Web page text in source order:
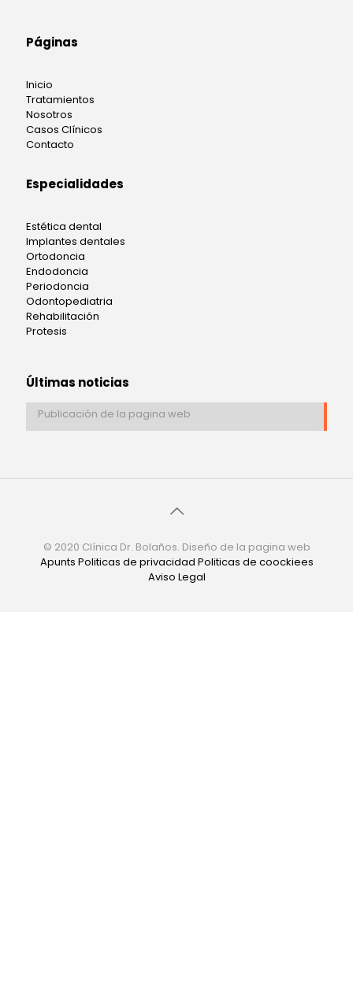
Páginas
Inicio
Tratamientos
Nosotros
Casos Clínicos
Contacto
Especialidades
Estética dental
Implantes dentales
Ortodoncia
Endodoncia
Periodoncia
Odontopediatria
Rehabilitación
Protesis
Últimas noticias
Publicación de la pagina web
© 2020 Clínica Dr. Bolaños. Diseño de la pagina web
Apunts Politicas de privacidad Politicas de coockiees
Aviso Legal